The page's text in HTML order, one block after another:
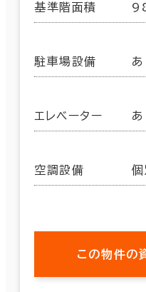
基準階面積
駐車場設備 あ
エレベーター
空調設備 個
この物件の